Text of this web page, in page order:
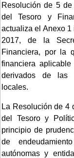
Resolución de 5
del Tesoro y
actualiza el Anexo
2017, de la
Financiera, por la
financiera
derivados de las
locales.
La Resolución de 4
del Tesoro y
principio de
de
autónomas y